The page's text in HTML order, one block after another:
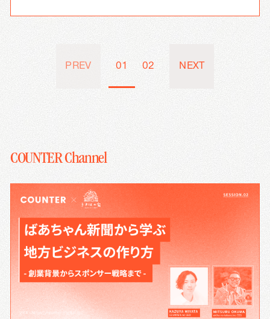
PREV 01 02 NEXT
COUNTER Channel